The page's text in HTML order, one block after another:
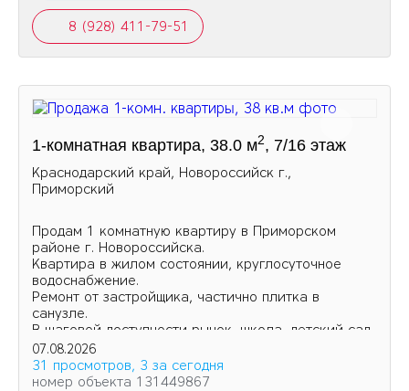
8 (928) 411-79-51
1-комнатная квартира, 38.0 м2, 7/16 этаж
Краснодарский край, Новороссийск г.,
Приморский
Продам 1 комнатную квартиру в Приморском
районе г. Новороссийска.
Квартира в жилом состоянии, круглосуточное
водоснабжение.
Ремонт от застройщика, частично плитка в
санузле.
В шаговой доступности рынок, школа, детский сад.
07.08.2026
31 просмотров, 3 за сегодня
номер объекта 131449867